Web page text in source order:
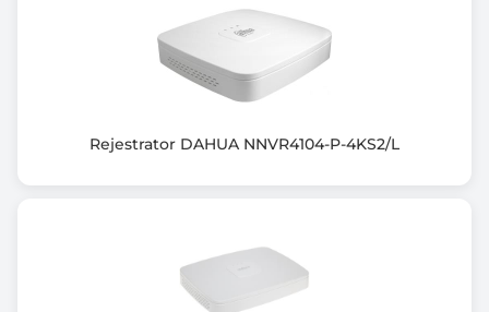
Informacje dodatkowe
Zestaw do monitoringu IMOU Wi-Fi składa się z 4
4-kanałowego rejestratora z wbudowanym dyskiem
Rozdzielczość: 1920x1080 FULL HD
Maks. rozdzielczość nagrywania: 3840x2160 (8Mpx)
Odtwarzanie (1 kan.@8Mpx lub 4 kan.@2Mpx)
Widzenie w nocy do 30 metrów
Rejestrator DAHUA NNVR4104-P-4KS2/L